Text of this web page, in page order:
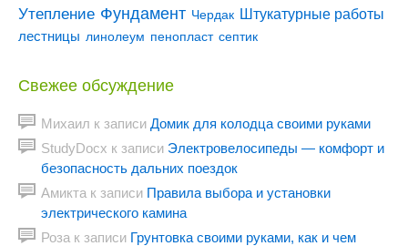
Утепление Фундамент Чердак Штукатурные работы
лестницы линолеум пенопласт септик
Свежее обсуждение
Михаил к записи Домик для колодца своими руками
StudyDocx к записи Электровелосипеды — комфорт и
безопасность дальних поездок
Амикта к записи Правила выбора и установки
электрического камина
Роза к записи Грунтовка своими руками, как и чем